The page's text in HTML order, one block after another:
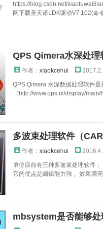
https://blog.csdn.net/xiaotuwai8/
网下载圣天诺LDK驱动V7.102(命
QPS Qimera水深处理
作者： xiaokcehui
QPS Qimera 水深数据处理软件
（http://www.qps.nl/display/
多波束处理软件（
作者： xiaokcehui
单位目前有三种多波束处理软件
它的优点是编辑能力强， 效果漂
mbsystem是否能够